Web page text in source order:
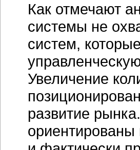
Как отмечают
системы не
систем,
Увеличение
развитие
ориентированы